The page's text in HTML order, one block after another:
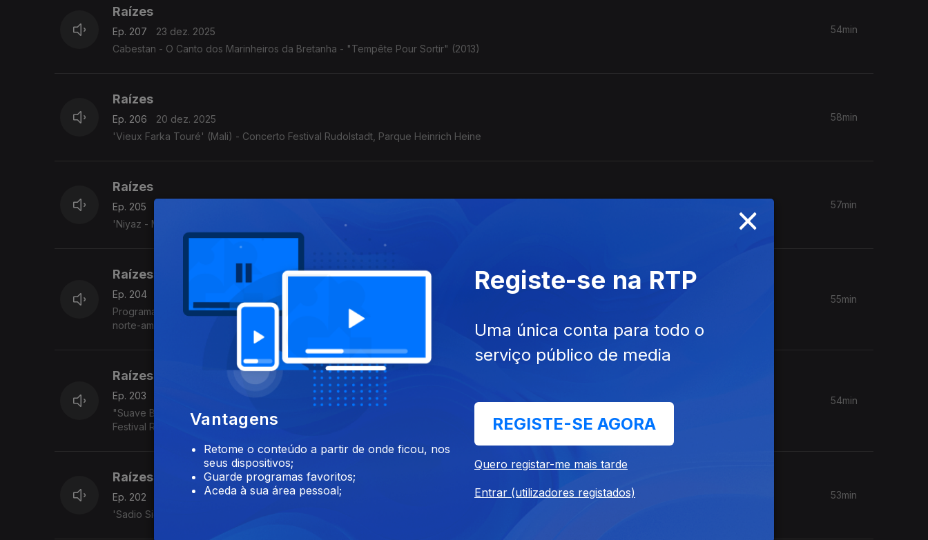
Raízes
Ep. 207
23 dez. 2025
Cabestan - O Canto dos Marinheiros da Bretanha - "Tempête Pour Sortir" (2013)
54min
Raízes
Ep. 206
20 dez. 2025
'Vieux Farka Touré' (Mali) - Concerto Festival Rudolstadt, Parque Heinrich Heine
58min
Raízes
Ep. 205
'Niyaz - Misticismo moderno' (Irão/Paquistão/Afeganistão - Golfo Pérsico) - Rudolstadt, 5.7.2025
57min
Raízes
Ep. 204
Programa Acervo Origens, da autoria do violeiro e investigador Cacai Nunes: o violão de Baden Powell com o baterista
norte-americano Jimmy Pratt, as emboladas de Alceu Valença, ...
55min
Raízes
Ep. 203
"Suave Bruta - Eda Diaz - Toque francês, estilo colombiano" Contrabaixista e cantora. (França / Colômbia). Concerto
Festival Rudolstadt. 5.7.2025
54min
Raízes
Ep. 202
16 dez. 2025
'Sadio Sidibe - Cantora do Mali / região de Wassoulou Peul' - Concerto Rudolstadt, 3.7.2025
53min
×
Vantagens
Retome o conteúdo a partir de onde ficou, nos
seus dispositivos;
Guarde programas favoritos;
Aceda à sua área pessoal;
Registe-se na RTP
Uma única conta para todo o
serviço público de media
REGISTE-SE AGORA
Quero registar-me mais tarde
Entrar (utilizadores registados)